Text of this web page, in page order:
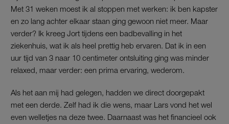
Met 31 weken moest ik al stoppen met werken: ik ben kapster
en zo lang achter elkaar staan ging gewoon niet meer. Maar
verder? Ik kreeg Jort tijdens een badbevalling in het
ziekenhuis, wat ik als heel prettig heb ervaren. Dat ik in een
uur tijd van 3 naar 10 centimeter ontsluiting ging was minder
relaxed, maar verder: een prima ervaring, wederom.
Als het aan mij had gelegen, hadden we direct doorgepakt
met een derde. Zelf had ik die wens, maar Lars vond het wel
even welletjes na deze twee. Daarnaast was het financieel ook